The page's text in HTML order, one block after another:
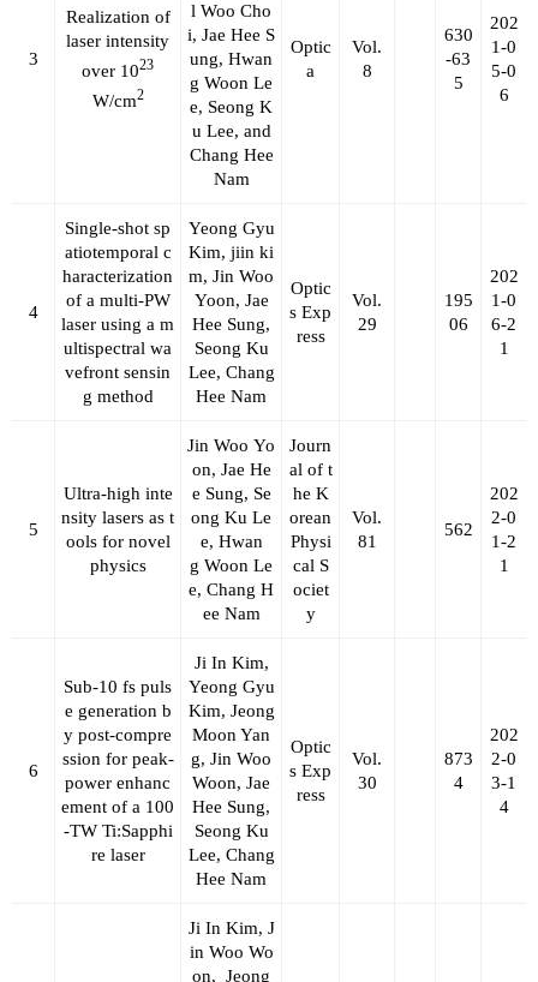
3
Realization of
laser intensity
over 1023
W/cm2
l Woo Cho
i, Jae Hee S
ung, Hwan
g Woon Le
e, Seong K
u Lee, and
Chang Hee
Nam
Optic
a
Vol.
8
630
-63
5
202
1-0
5-0
6
4
Single-shot sp
atiotemporal c
haracterization
of a multi-PW
laser using a m
ultispectral wa
vefront sensin
g method
Yeong Gyu
Kim, jiin ki
m, Jin Woo
Yoon, Jae
Hee Sung,
Seong Ku
Lee, Chang
Hee Nam
Optic
s Exp
ress
Vol.
29
195
06
202
1-0
6-2
1
5
Ultra‑high inte
nsity lasers as t
ools for novel
physics
Jin Woo Yo
on, Jae He
e Sung, Se
ong Ku Le
e, Hwan
g Woon Le
e, Chang H
ee Nam
Journ
al of t
he K
orean
Physi
cal S
ociet
y
Vol.
81
562
202
2-0
1-2
1
6
Sub-10 fs puls
e generation b
y post-compre
ssion for peak-
power enhanc
ement of a 100
-TW Ti:Sapphi
re laser
Ji In Kim,
Yeong Gyu
Kim, Jeong
Moon Yan
g, Jin Woo
Woon, Jae
Hee Sung,
Seong Ku
Lee, Chang
Hee Nam
Optic
s Exp
ress
Vol.
30
873
4
202
2-0
3-1
4
Ji In Kim, J
in Woo Wo
on, Jeong